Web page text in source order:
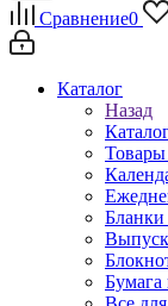
Сравнение0
Каталог
Назад
Товары
Бланки
Бумага